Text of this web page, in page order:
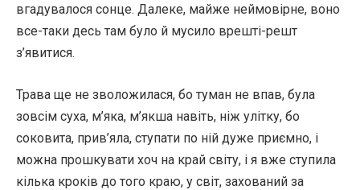
вгадувалося сонце. Далеке, майже неймовірне, воно
все-таки десь там було й мусило врешті-решт
з’явитися.
Трава ще не зволожилася, бо туман не впав, була
зовсім суха, м’яка, м’якша навіть, ніж улітку, бо
соковита, прив’яла, ступати по ній дуже приємно, і
можна прошкувати хоч на край світу, і я вже ступила
кілька кроків до того краю, у світ, захований за